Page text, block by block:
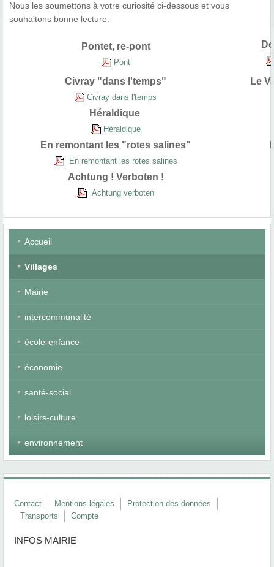
Nous les soumettons à votre curiosité ci-dessous et vous
souhaitons bonne lecture.
Pontet, re-pont
Pont
Civray "dans l'temps"
Civray dans l'temps
Le
Héraldique
Héraldique
En remontant les "rotes salines"
En remontant les rotes salines
Achtung ! Verboten !
Achtung verboten
Accueil
Villages
Mairie
intercommunalité
école-enfance
économie
santé-social
loisirs-culture
environnement
Contact Mentions légales
Protection des données
Transports
Compte
INFOS MAIRIE